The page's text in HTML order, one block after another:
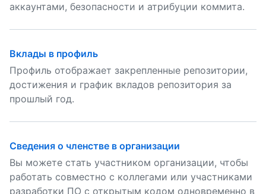
аккаунтами, безопасности и атрибуции коммита.
Вклады в профиль
Профиль отображает закрепленные репозитории,
достижения и график вкладов репозитория за
прошлый год.
Сведения о членстве в организации
Вы можете стать участником организации, чтобы
работать совместно с коллегами или участниками
разработки ПО с открытым кодом одновременно в